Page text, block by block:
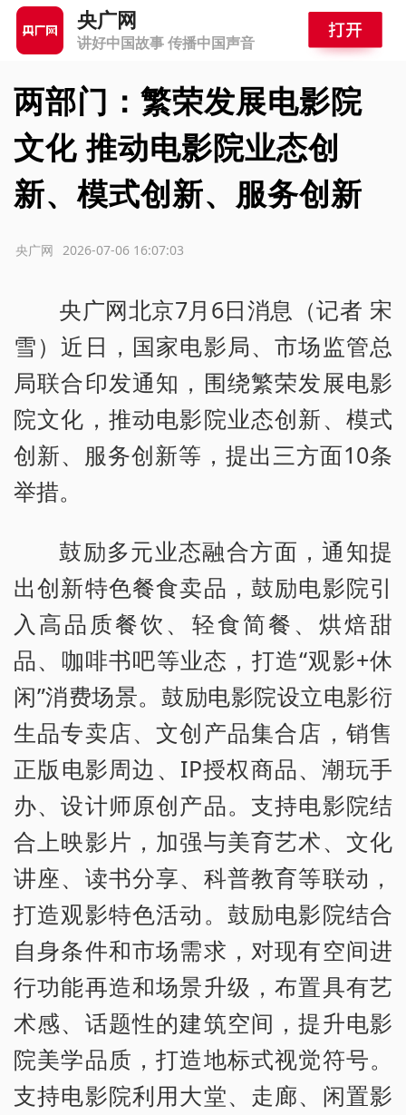
央广网
讲好中国故事 传播中国声音
两部门：繁荣发展电影院
文化 推动电影院业态创
新、模式创新、服务创新
2026-07-06 16:07:03
央广网
央广网北京7月6日消息（记者 宋
雪）近日，国家电影局、市场监管总
局联合印发通知，围绕繁荣发展电影
院文化，推动电影院业态创新、模式
创新、服务创新等，提出三方面10条
举措。
鼓励多元业态融合方面，通知提
出创新特色餐食卖品，鼓励电影院引
入高品质餐饮、轻食简餐、烘焙甜
品、咖啡书吧等业态，打造“观影+休
闲”消费场景。鼓励电影院设立电影衍
生品专卖店、文创产品集合店，销售
正版电影周边、IP授权商品、潮玩手
办、设计师原创产品。支持电影院结
合上映影片，加强与美育艺术、文化
讲座、读书分享、科普教育等联动，
打造观影特色活动。鼓励电影院结合
自身条件和市场需求，对现有空间进
行功能再造和场景升级，布置具有艺
术感、话题性的建筑空间，提升电影
院美学品质，打造地标式视觉符号。
支持电影院利用大堂、走廊、闲置影